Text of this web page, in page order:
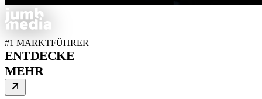
#1 MARKTFÜHRER
ENTDECKE
MEHR